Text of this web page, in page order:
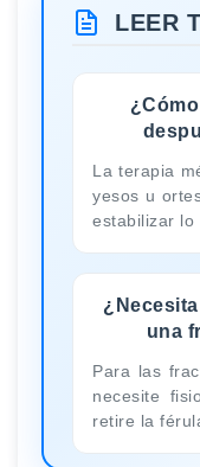
LEER
La terapia
yesos u
estabilizar lo
una
Para las
necesite
retire la